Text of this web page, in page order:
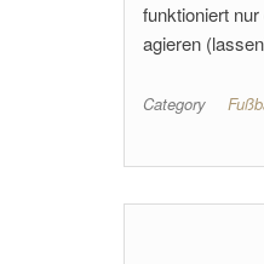
funktioniert
agieren
Category